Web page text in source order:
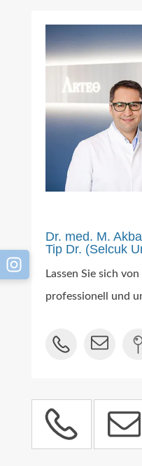
Dr. med. M.
Tip Dr. (Selcuk
Lassen Sie sich
professionell und